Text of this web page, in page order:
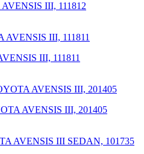
III, 111812
III, 111811
AVENSIS III, 201405